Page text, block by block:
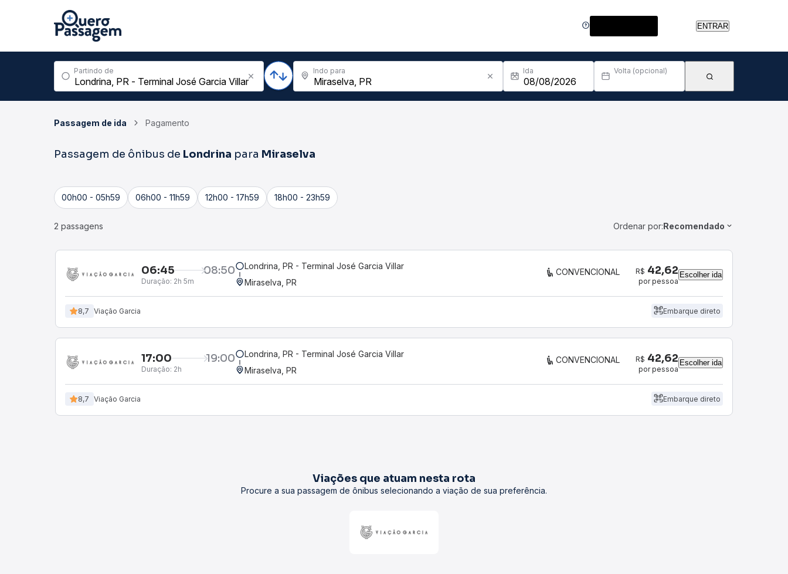
ENTRAR
Partindo de Indo para Ida Volta (opcional)
Passagem de ida Pagamento
Passagem de ônibus de Londrina para Miraselva
00h00 - 05h59 06h00 - 11h59 12h00 - 17h59 18h00 - 23h59
2 passagens Ordenar por:Recomendado
06:45 08:50
Duração: 2h 5m
Londrina, PR - Terminal José Garcia Villar
Miraselva, PR
CONVENCIONAL R$ 42,62
por pessoa
Escolher ida
8,7 Viação Garcia Embarque direto
17:00 19:00
Duração: 2h
Londrina, PR - Terminal José Garcia Villar
Miraselva, PR
CONVENCIONAL R$ 42,62
por pessoa
Escolher ida
8,7 Viação Garcia Embarque direto
Viações que atuam nesta rota
Procure a sua passagem de ônibus selecionando a viação de sua preferência.